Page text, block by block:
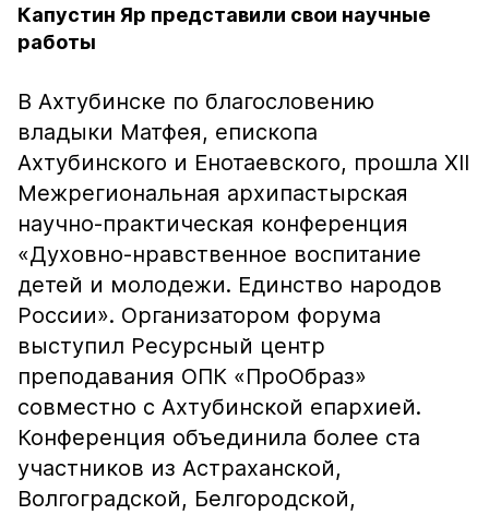
Капустин Яр представили свои научные
работы
В Ахтубинске по благословению
владыки Матфея, епископа
Ахтубинского и Енотаевского, прошла XII
Межрегиональная архипастырская
научно-практическая конференция
«Духовно-нравственное воспитание
детей и молодежи. Единство народов
России». Организатором форума
выступил Ресурсный центр
преподавания ОПК «ПроОбраз»
совместно с Ахтубинской епархией.
Конференция объединила более ста
участников из Астраханской,
Волгоградской, Белгородской,